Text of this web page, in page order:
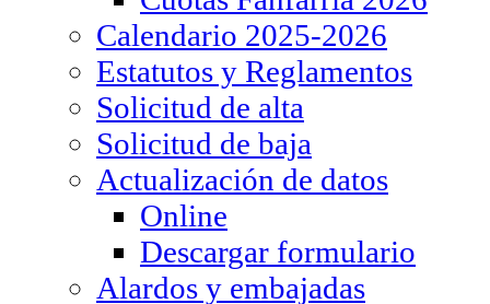
Calendario 2025-2026
Estatutos y Reglamentos
Solicitud de alta
Solicitud de baja
Actualización de datos
Online
Descargar formulario
Alardos y embajadas